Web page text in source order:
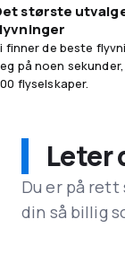
største
finner de beste
på noen
flyselskaper.
Leter
Du er på rett
din så billig